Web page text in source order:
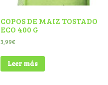
COPOS DE MAIZ TOSTADO
ECO 400 G
3,99€
Leer más